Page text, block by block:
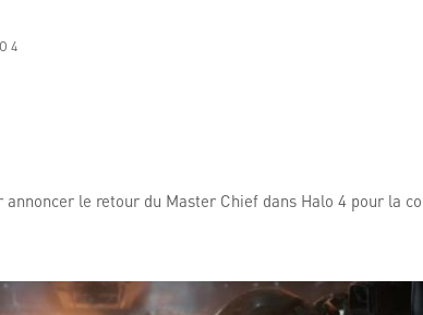
4
le retour du Master Chief dans Halo 4 pour la